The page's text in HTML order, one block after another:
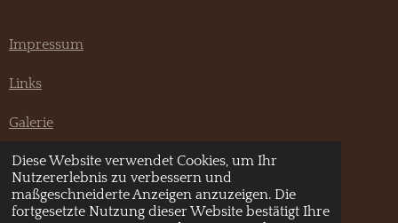
Diese Website verwendet Cookies, um Ihr
Nutzererlebnis zu verbessern und
maßgeschneiderte Anzeigen anzuzeigen. Die
fortgesetzte Nutzung dieser Website bestätigt Ihre
Impressum
Links
Galerie
F
a
c
I
n
s
© 2020 - 2026 Pannonia Hundeshop